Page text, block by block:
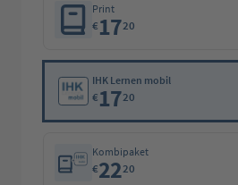
Print
€1720
IHK Lernen mobil
€1720
Kombipaket
€2220